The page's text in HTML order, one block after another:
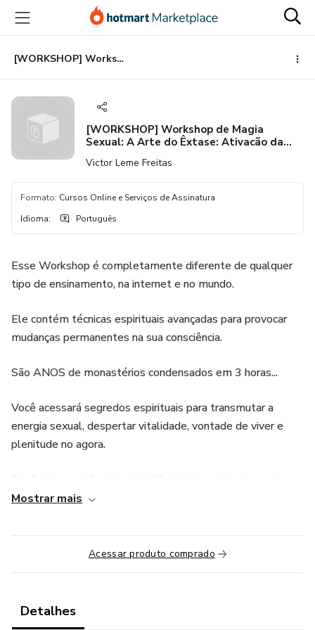
para
conteúdo
principal
para
pagamento
para
rodapé
[WORKSHOP] Workshop de Magia Sexual: A Arte do Êxtase: Ativacão da Kundalini, Transmutação Sexual e Despertar da Consciência
[WORKSHOP] Workshop de Magia
Sexual: A Arte do Êxtase: Ativacão da
Despertar da Consciência
Victor Leme Freitas
Formato: Cursos Online e Serviços de Assinatura
Idioma: Português
Esse Workshop é completamente diferente de qualquer
tipo de ensinamento, na internet e no mundo.
Ele contém técnicas espirituais avançadas para provocar
mudanças permanentes na sua consciência.
São ANOS de monastérios condensados em 3 horas...
Você acessará segredos espirituais para transmutar a
energia sexual, despertar vitalidade, vontade de viver e
plenitude no agora.
kundalini e transmutar sua energia sexual , que te ajudará:
• Como Transmutar Passo a Passo sua Energia Sexual
convertendo imediatamente pensamentos negativos e
emoções destrutivas em motivação, alegria e leveza na
no dia a dia)
Mostrar mais
Acessar produto comprado
Detalhes